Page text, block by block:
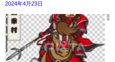
2024年4月23日